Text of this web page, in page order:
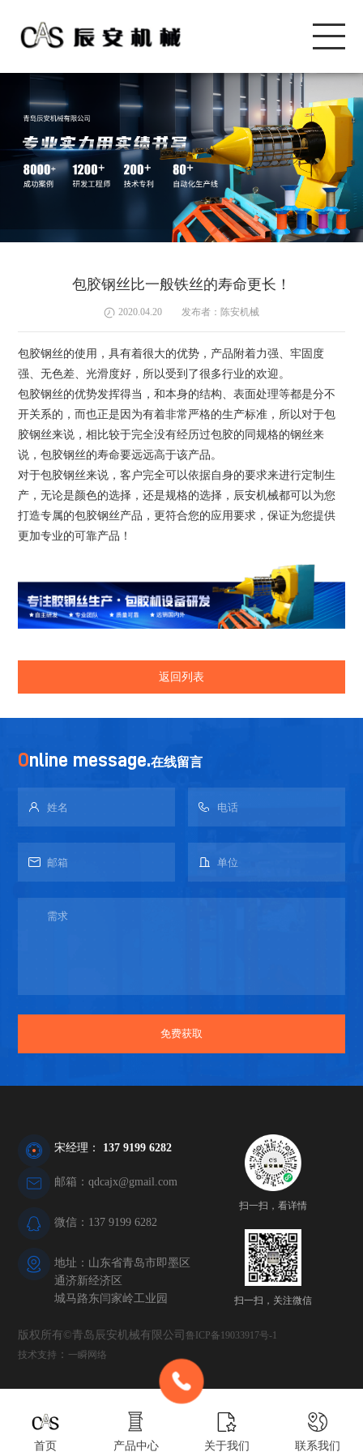
包胶钢丝比一般铁丝的寿命更长！
2020.04.20 发布者：陈安机械
包胶钢丝的使用，具有着很大的优势，产品附着力强、牢固度
强、无色差、光滑度好，所以受到了很多行业的欢迎。
包胶钢丝的优势发挥得当，和本身的结构、表面处理等都是分不
开关系的，而也正是因为有着非常严格的生产标准，所以对于包
胶钢丝来说，相比较于完全没有经历过包胶的同规格的钢丝来
说，包胶钢丝的寿命要远远高于该产品。
对于包胶钢丝来说，客户完全可以依据自身的要求来进行定制生
产，无论是颜色的选择，还是规格的选择，辰安机械都可以为您
打造专属的包胶钢丝产品，更符合您的应用要求，保证为您提供
更加专业的可靠产品！
返回列表
Online message.在线留言
宋经理： 137 9199 6282
邮箱：qdcajx@gmail.com
微信：137 9199 6282
地址：山东省青岛市即墨区
通济新经济区
城马路东闫家岭工业园
扫一扫，看详情
扫一扫，关注微信
版权所有©青岛辰安机械有限公司鲁ICP备19033917号-1
技术支持 ： 一瞬网络
首页 产品中心 关于我们 联系我们